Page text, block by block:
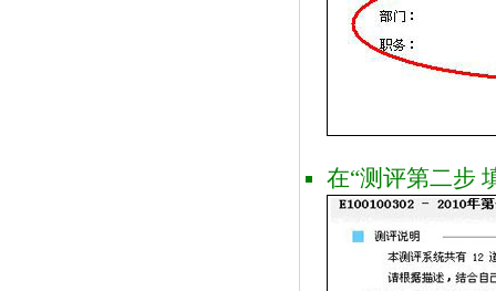
在“测评第二步